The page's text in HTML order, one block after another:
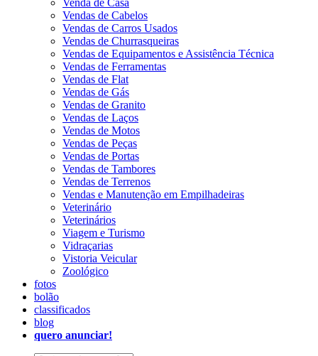
Venda de Casa
Vendas de Cabelos
Vendas de Carros Usados
Vendas de Churrasqueiras
Vendas de Equipamentos e Assistência Técnica
Vendas de Ferramentas
Vendas de Flat
Vendas de Gás
Vendas de Granito
Vendas de Laços
Vendas de Motos
Vendas de Peças
Vendas de Portas
Vendas de Tambores
Vendas de Terrenos
Vendas e Manutenção em Empilhadeiras
Veterinário
Veterinários
Viagem e Turismo
Vidraçarias
Vistoria Veicular
Zoológico
fotos
bolão
classificados
blog
quero anunciar!